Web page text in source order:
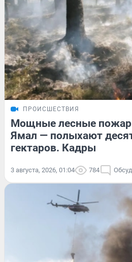
ПРОИСШЕСТВИЯ
Мощные лесные
Ямал — полыхают
гектаров. Кадры
3 августа, 2026, 01:04 784